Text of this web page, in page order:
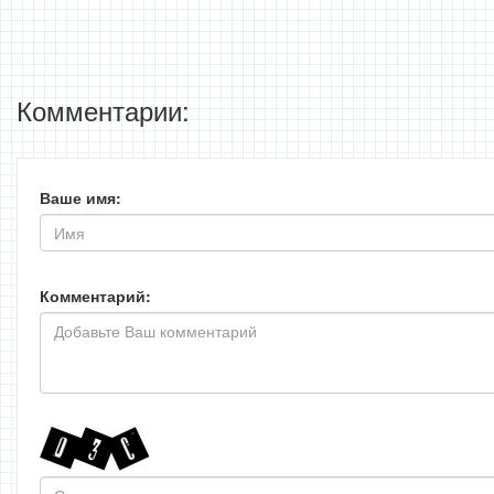
Комментарии:
Ваше имя:
Комментарий: